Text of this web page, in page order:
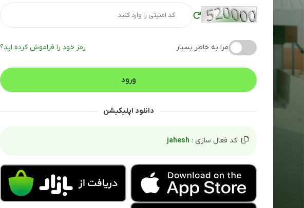
مرا به خاطر بسپار رمز خود را فراموش کرده اید؟
دانلود اپلیکیشن
کد فعال سازی : jahesh